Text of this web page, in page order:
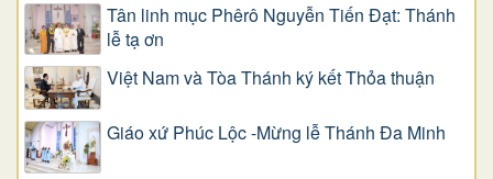
Tân linh mục Phêrô Nguyễn Tiến Đạt: Thánh
lễ tạ ơn
Việt Nam và Tòa Thánh ký kết Thỏa thuận
Giáo xứ Phúc Lộc -Mừng lễ Thánh Đa Minh